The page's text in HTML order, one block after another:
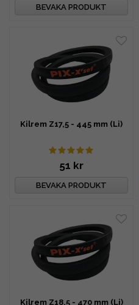
BEVAKA PRODUKT
Kilrem Z17,5 - 445 mm (Li)
51 kr
BEVAKA PRODUKT
Kilrem Z18,5 - 470 mm (Li)